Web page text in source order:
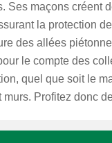
Ses maçons créent
la protection
des allées
le compte des
quel que soit le
murs. Profitez donc